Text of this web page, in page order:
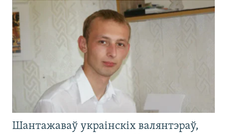
Шантажаваў украінскіх валянтэраў,